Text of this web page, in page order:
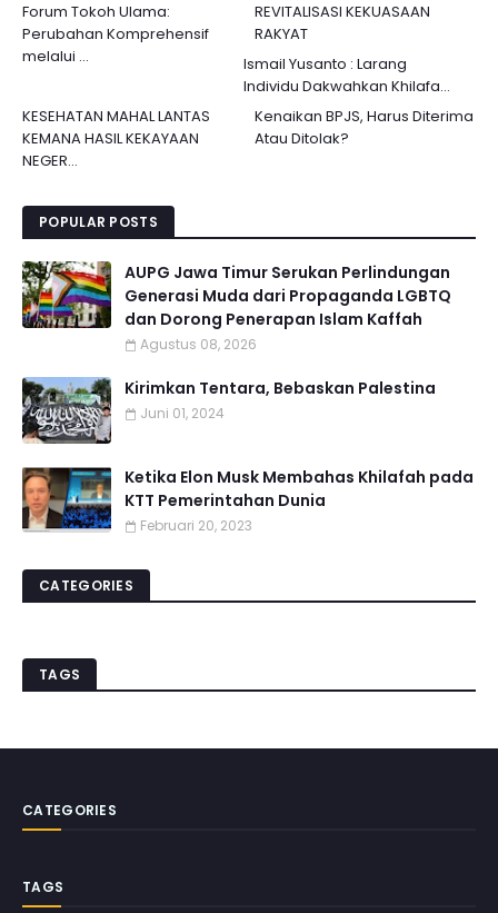
Forum Tokoh Ulama:
Perubahan Komprehensif
melalui ...
REVITALISASI KEKUASAAN
RAKYAT
Ismail Yusanto : Larang
Individu Dakwahkan Khilafa...
Kenaikan BPJS, Harus Diterima
Atau Ditolak?
KESEHATAN MAHAL LANTAS
KEMANA HASIL KEKAYAAN
NEGER...
POPULAR POSTS
AUPG Jawa Timur Serukan Perlindungan
Generasi Muda dari Propaganda LGBTQ
dan Dorong Penerapan Islam Kaffah
Agustus 08, 2026
Kirimkan Tentara, Bebaskan Palestina
Juni 01, 2024
Ketika Elon Musk Membahas Khilafah pada
KTT Pemerintahan Dunia
Februari 20, 2023
CATEGORIES
TAGS
CATEGORIES
TAGS